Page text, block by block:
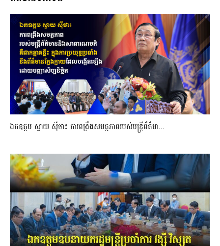
ឯកឧត្តម ស្វាយ ស៊ីថា៖ ការពង្រឹងសមត្ថភាពរបស់មន្ត្រីព័ត៌មា...